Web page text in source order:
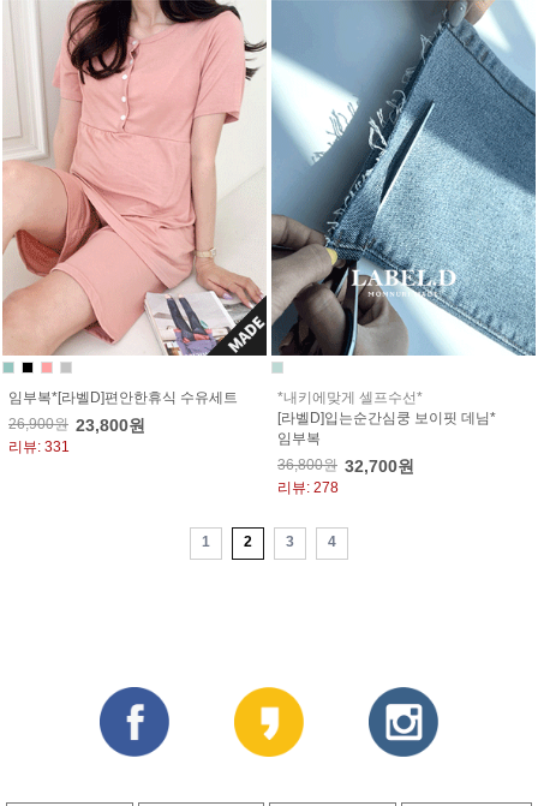
임부복*[라벨D]편안한휴식 수유세트
26,900원 23,800원
리뷰: 331
*내키에맞게 셀프수선*
[라벨D]입는순간심쿵 보이핏 데님*
임부복
36,800원 32,700원
리뷰: 278
1 2 3 4